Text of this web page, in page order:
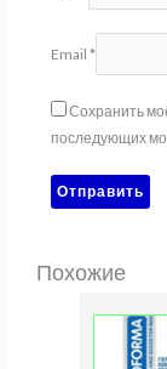
Email *
Сохранить
последующих
Похожие